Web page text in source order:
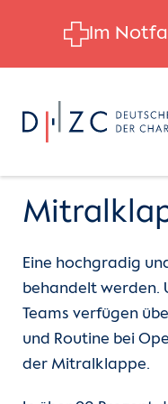
Für Patient:innen
Für Zuweiser:innen
Herzatlas
Die Aorta
Die
Die Aortenklappe
Eine hochgradig
behandelt werden.
Teams verfügen
und Routine bei
der Mitralklappe.
Im Notfall